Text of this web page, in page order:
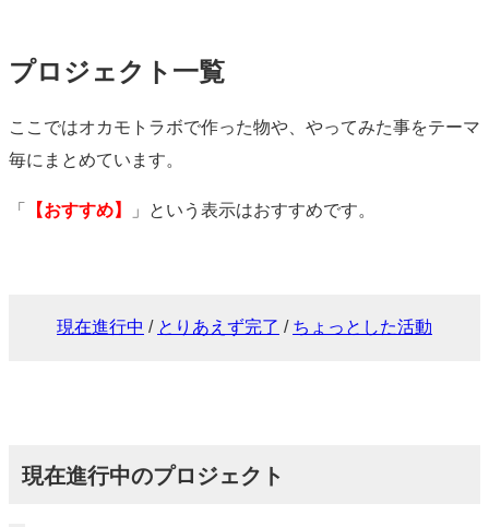
プロジェクト一覧
ペ
ジ
ここではオカモトラボで作った物や、やってみた事をテーマ
毎にまとめています。
「 【おすすめ】 」という表示はおすすめです。
現在進行中 / とりあえず完了 / ちょっとした活動
現在進行中のプロジェクト